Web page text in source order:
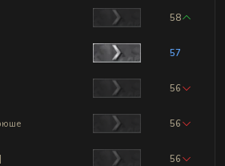
58
57
56
56
56